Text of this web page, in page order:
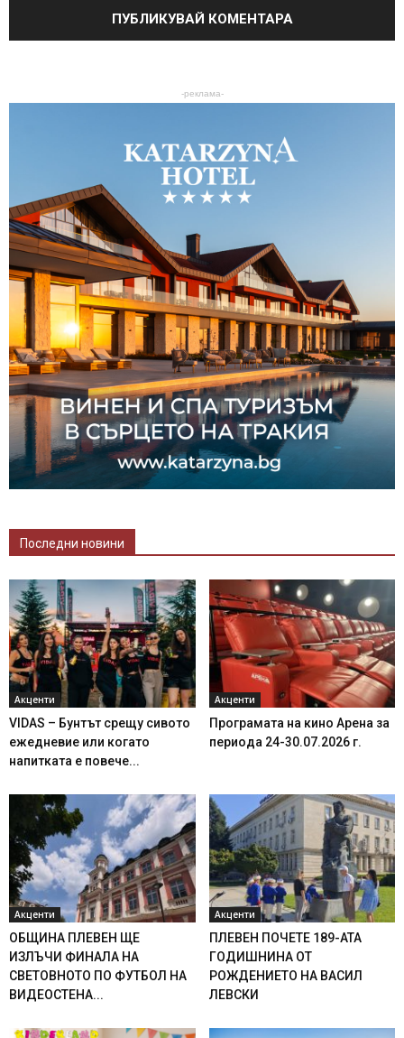
-реклама-
Последни новини
Акценти
VIDAS – Бунтът срещу сивото
ежедневие или когато
напитката е повече...
Акценти
Програмата на кино Арена за
периода 24-30.07.2026 г.
Акценти
ОБЩИНА ПЛЕВЕН ЩЕ
ИЗЛЪЧИ ФИНАЛА НА
СВЕТОВНОТО ПО ФУТБОЛ НА
ВИДЕОСТЕНА...
Акценти
ПЛЕВЕН ПОЧЕТЕ 189-АТА
ГОДИШНИНА ОТ
РОЖДЕНИЕТО НА ВАСИЛ
ЛЕВСКИ